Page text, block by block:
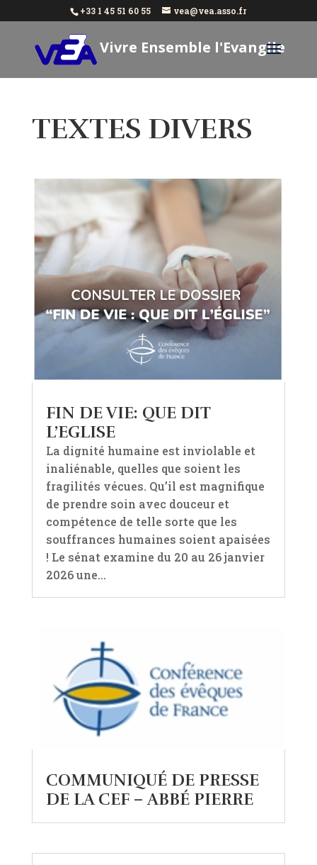
+33 1 45 51 60 55 vea@vea.asso.fr
Vivre Ensemble l'Evangile
TEXTES DIVERS
FIN DE VIE: QUE DIT
L’EGLISE
La dignité humaine est inviolable et
inaliénable, quelles que soient les
fragilités vécues. Qu’il est magnifique
de prendre soin avec douceur et
compétence de telle sorte que les
souffrances humaines soient apaisées
! Le sénat examine du 20 au 26 janvier
2026 une...
COMMUNIQUÉ DE PRESSE
DE LA CEF – ABBÉ PIERRE